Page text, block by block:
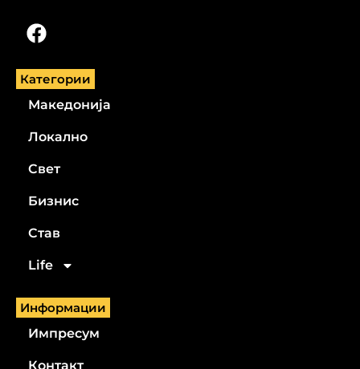
Категории
Македонија
Локално
Свет
Бизнис
Став
Life
Информации
Импресум
Контакт